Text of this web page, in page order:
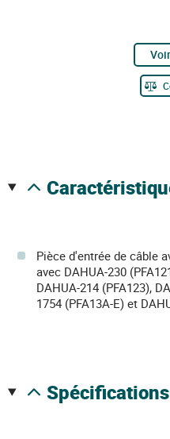
Pièce d'entrée de câble
avec DAHUA-230
DAHUA-214 (PFA123),
1754 (PFA13A-E) et
spécifications